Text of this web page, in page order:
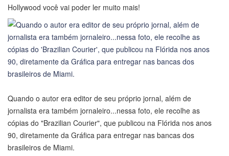
Hollywood você vai poder ler muito mais!
Quando o autor era editor de seu próprio jornal, além de
jornalista era também jornaleiro...nessa foto, ele recolhe as
cópias do "Brazilian Courier", que publicou na Flórida nos anos
90, diretamente da Gráfica para entregar nas bancas dos
brasileiros de Miami.